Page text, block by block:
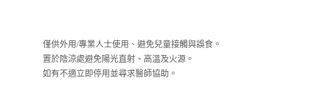
僅供外用/專業人士使用、避免兒童接觸與誤食。
置於陰涼處避免陽光直射、高溫及火源。
如有不適立即停用並尋求醫師協助。